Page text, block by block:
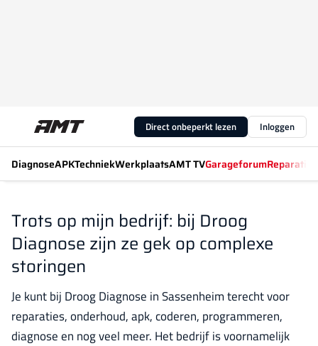
Direct onbeperkt lezen Inloggen
DiagnoseAPKTechniekWerkplaatsAMT TVGarageforum
Trots op mijn bedrijf: bij Droog
Diagnose zijn ze gek op complexe
storingen
Je kunt bij Droog Diagnose in Sassenheim terecht voor
reparaties, onderhoud, apk, coderen, programmeren,
diagnose en nog veel meer. Het bedrijf is voornamelijk